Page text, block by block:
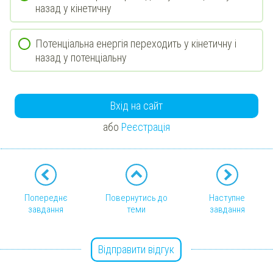
назад у кінетичну
Потенціальна енергія переходить у кінетичну і
назад у потенціальну
Вхід на сайт
або Реєстрація
Попереднє
завдання
Повернутись до
теми
Наступне
завдання
Відправити відгук